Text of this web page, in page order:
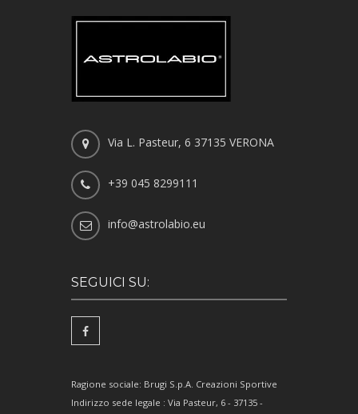
Via L. Pasteur, 6 37135 VERONA
+39 045 8299111
info@astrolabio.eu
SEGUICI SU:
Ragione sociale: Brugi S.p.A. Creazioni Sportive
Indirizzo sede legale : Via Pasteur, 6 - 37135 -